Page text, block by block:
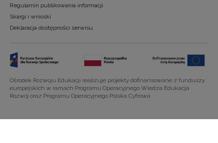
Regulamin publikowania informacji
Skargi i wnioski
Deklaracja dostępności serwisu
Ośrodek Rozwoju Edukacji realizuje projekty dofinansowane z funduszy
europejskich w ramach Programu Operacyjnego Wiedza Edukacja
Rozwój oraz Programu Operacyjnego Polska Cyfrowa